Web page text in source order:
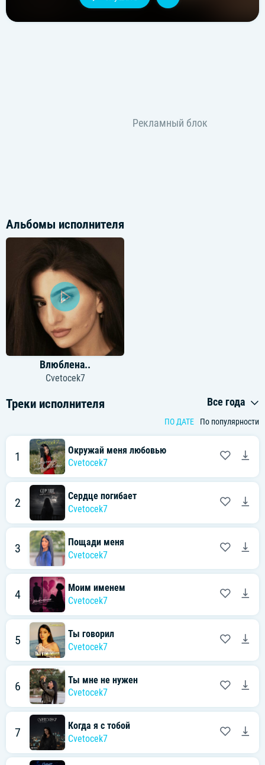
Альбомы исполнителя
Влюблена..
Cvetocek7
Треки исполнителя Все года
ПО ДАТЕ По популярности
1
Окружай меня любовью
Cvetocek7
2
Сердце погибает
Cvetocek7
3
Пощади меня
Cvetocek7
4
Моим именем
Cvetocek7
5
Ты говорил
Cvetocek7
6
Ты мне не нужен
Cvetocek7
7
Когда я с тобой
Cvetocek7